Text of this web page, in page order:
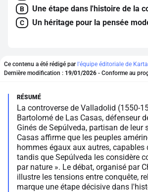
B Une étape dans l'histoire de la
C Un héritage pour la pensée
Ce contenu a été rédigé par l'équipe éditoriale de
Dernière modification : 19/01/2026 - Conforme au
La controverse de Valladolid (1550-
Bartolomé de Las Casas, défenseur
Ginés de Sepúlveda, partisan de leur
Casas affirme que les peuples
hommes égaux aux autres, capables
tandis que Sepúlveda les considère
par nature ». Le débat, organisé par
illustre les tensions entre conquête,
marque une étape décisive dans